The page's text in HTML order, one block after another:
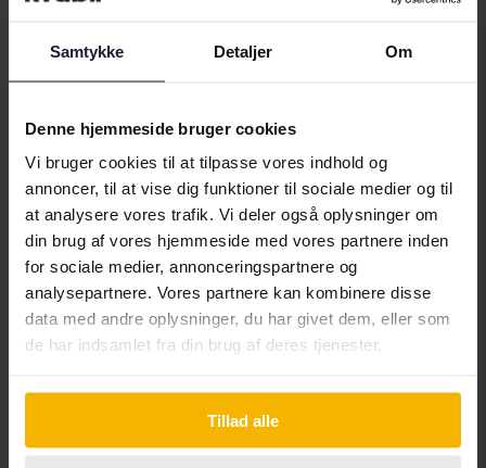
Samtykke Detaljer Om
Denne hjemmeside bruger cookies
Vi bruger cookies til at tilpasse vores indhold og
annoncer, til at vise dig funktioner til sociale medier og til
at analysere vores trafik. Vi deler også oplysninger om
din brug af vores hjemmeside med vores partnere inden
for sociale medier, annonceringspartnere og
analysepartnere. Vores partnere kan kombinere disse
data med andre oplysninger, du har givet dem, eller som
de har indsamlet fra din brug af deres tjenester.
Tillad alle
Alfa Romeo
Bentley
BMW
BYD
Cadillac
Chevrolet
Dacia
Hyundai
Jaguar
Jeep
KIA
Land Rover
Lexus
Lynk&Co
Mazda
Mercedes
Peugeot
Renault
Rolls-Royce
Saab
SEAT
Skoda
Tesla